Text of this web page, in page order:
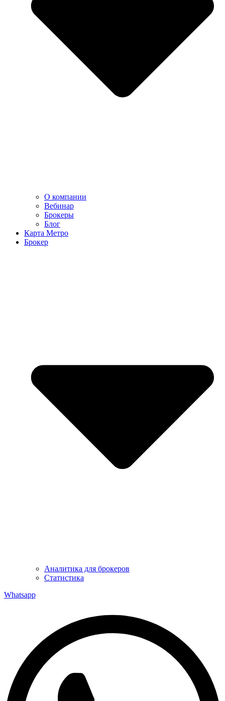
О компании
Вебинар
Брокеры
Блог
Карта Метро
Брокер
Аналитика для брокеров
Статистика
Whatsapp